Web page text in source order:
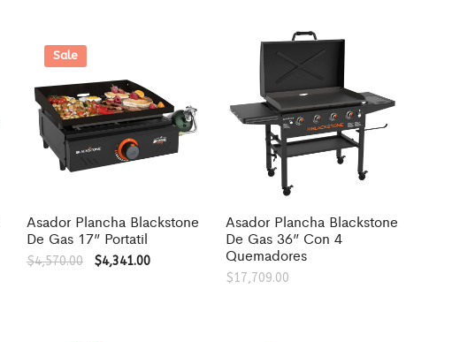
Sale
Asador Plancha Blackstone
De Gas 17” Portatil
$4,570.00 $4,341.00
Asador Plancha Blackstone
De Gas 36” Con 4
Quemadores
$17,709.00